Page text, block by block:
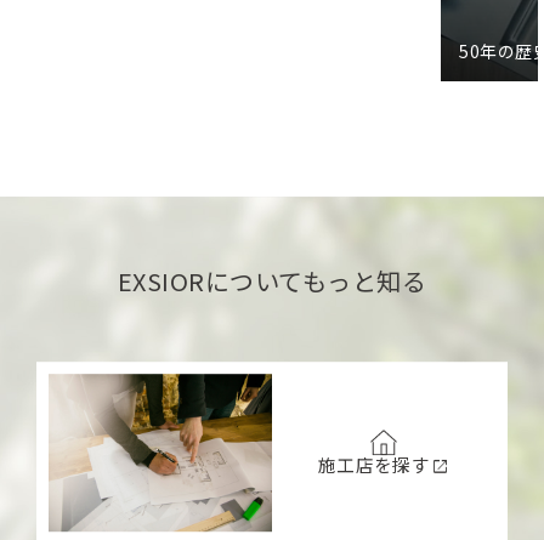
50年の歴
EXSIORについてもっと知る
施工店を探す open_in_new